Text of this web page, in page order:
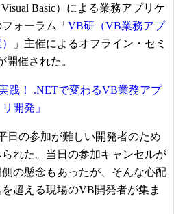
Basic）による業務アプリケ
ォーラム「 VB研（VB業務アプ
」主催によるオフライン・セミ
催された。
践！ .NETで変わるVB業務アプ
リ開発」
日の参加が難しい開発者のため
れた。当日の参加キャンセルが
の懸念もあったが、そんな心配
超える現場のVB開発者が集ま